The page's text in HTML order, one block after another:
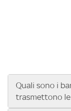
Quali sono i
trasmettono